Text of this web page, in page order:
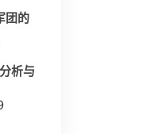
团的
析与